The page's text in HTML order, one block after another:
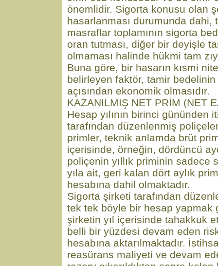
önemlidir. Sigorta konusu olan
hasarlanması durumunda dahi,
masraflar toplamının sigorta
oran tutması, diğer bir deyişle
olmaması halinde hükmi tam
Buna göre, bir hasarın kısmi
belirleyen faktör, tamir
açısından ekonomik olmasıdır.
KAZANILMIŞ NET PRİM (NET
Hesap yılının birinci gününden
tarafından düzenlenmiş poliçeler
primler, teknik anlamda brüt
içerisinde, örneğin, dördüncü
poliçenin yıllık priminin sadece
yıla ait, geri kalan dört aylık
hesabına dahil olmaktadır.
Sigorta şirketi tarafından
tek tek böyle bir hesap yapmak
şirketin yıl içerisinde tahakkuk
belli bir yüzdesi devam eden
hesabına aktarılmaktadır.
reasürans maliyeti ve devam